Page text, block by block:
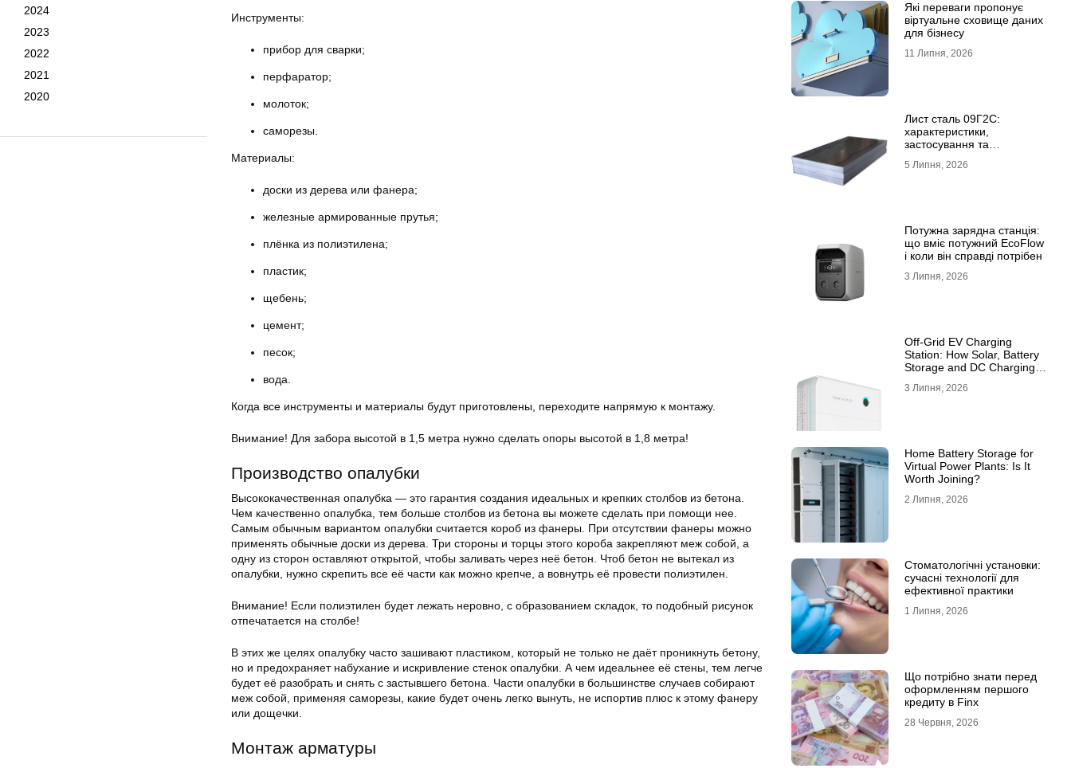
2024
2023
2022
2021
2020
Инструменты:
прибор для сварки;
перфаратор;
молоток;
саморезы.
Материалы:
доски из дерева или фанера;
железные армированные прутья;
плёнка из полиэтилена;
пластик;
щебень;
цемент;
песок;
вода.
Когда все инструменты и материалы будут приготовлены, переходите напрямую к монтажу.
Внимание! Для забора высотой в 1,5 метра нужно сделать опоры высотой в 1,8 метра!
Производство опалубки
Высококачественная опалубка — это гарантия создания идеальных и крепких столбов из бетона.
Чем качественно опалубка, тем больше столбов из бетона вы можете сделать при помощи нее.
Самым обычным вариантом опалубки считается короб из фанеры. При отсутствии фанеры можно
применять обычные доски из дерева. Три стороны и торцы этого короба закрепляют меж собой, а
одну из сторон оставляют открытой, чтобы заливать через неё бетон. Чтоб бетон не вытекал из
опалубки, нужно скрепить все её части как можно крепче, а вовнутрь её провести полиэтилен.
Внимание! Если полиэтилен будет лежать неровно, с образованием складок, то подобный рисунок
отпечатается на столбе!
В этих же целях опалубку часто зашивают пластиком, который не только не даёт проникнуть бетону,
но и предохраняет набухание и искривление стенок опалубки. А чем идеальнее её стены, тем легче
будет её разобрать и снять с застывшего бетона. Части опалубки в большинстве случаев собирают
меж собой, применяя саморезы, какие будет очень легко вынуть, не испортив плюс к этому фанеру
или дощечки.
Монтаж арматуры
Які переваги пропонує
віртуальне сховище даних
для бізнесу
11 Липня, 2026
Лист сталь 09Г2С:
характеристики,
застосування та
10ХСНД
5 Липня, 2026
Потужна зарядна станція:
що вміє потужний EcoFlow
і коли він справді потрібен
3 Липня, 2026
Off-Grid EV Charging
Station: How Solar, Battery
Storage and DC Charging
3 Липня, 2026
Home Battery Storage for
Virtual Power Plants: Is It
Worth Joining?
2 Липня, 2026
Стоматологічні установки:
сучасні технології для
ефективної практики
1 Липня, 2026
Що потрібно знати перед
оформленням першого
кредиту в Finx
28 Червня, 2026